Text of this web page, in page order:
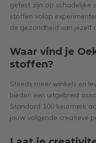
getest zijn op schadelijke
stoffen volop
de gezondheid van jezelf
Waar vind je
stoffen?
Steeds meer winkels en
bieden een uitgebreid
Standard 100 keurmerk
jouw volgende creatieve